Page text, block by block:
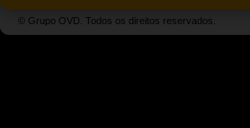
© Grupo OVD. Todos os direitos reservados.